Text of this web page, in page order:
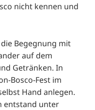
nicht kennen und
Begegnung mit
auf dem
Getränken. In
Bosco-Fest im
Hand anlegen.
entstand unter